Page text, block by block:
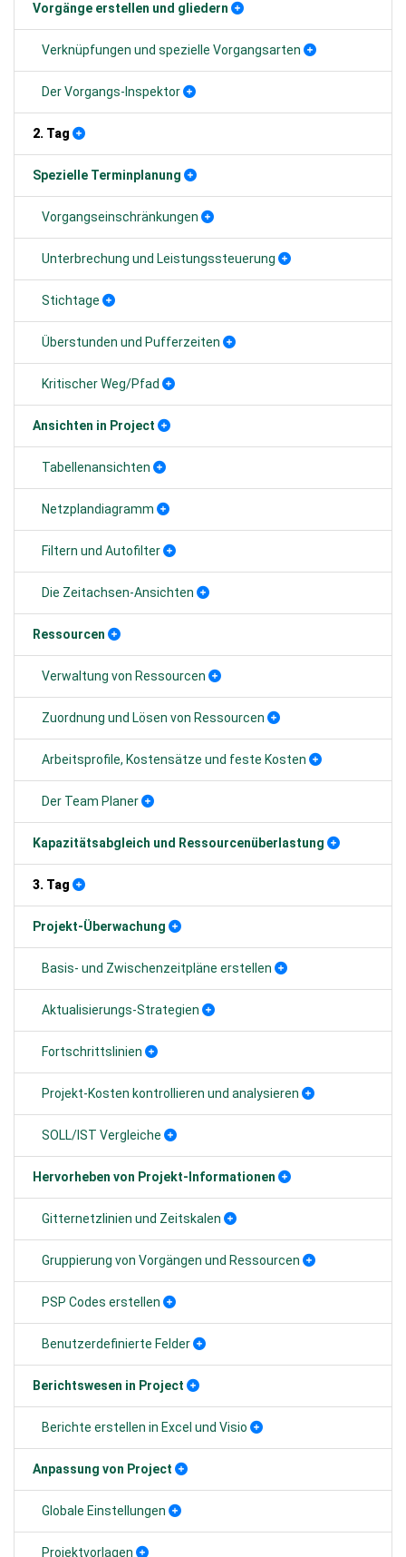
Vorgänge erstellen und gliedern
Verknüpfungen und spezielle Vorgangsarten
Der Vorgangs-Inspektor
2. Tag
Spezielle Terminplanung
Vorgangseinschränkungen
Unterbrechung und Leistungssteuerung
Stichtage
Überstunden und Pufferzeiten
Kritischer Weg/Pfad
Ansichten in Project
Tabellenansichten
Netzplandiagramm
Filtern und Autofilter
Die Zeitachsen-Ansichten
Ressourcen
Verwaltung von Ressourcen
Zuordnung und Lösen von Ressourcen
Arbeitsprofile, Kostensätze und feste Kosten
Der Team Planer
Kapazitätsabgleich und Ressourcenüberlastung
3. Tag
Projekt-Überwachung
Basis- und Zwischenzeitpläne erstellen
Aktualisierungs-Strategien
Fortschrittslinien
Projekt-Kosten kontrollieren und analysieren
SOLL/IST Vergleiche
Hervorheben von Projekt-Informationen
Gitternetzlinien und Zeitskalen
Gruppierung von Vorgängen und Ressourcen
PSP Codes erstellen
Benutzerdefinierte Felder
Berichtswesen in Project
Berichte erstellen in Excel und Visio
Anpassung von Project
Globale Einstellungen
Projektvorlagen